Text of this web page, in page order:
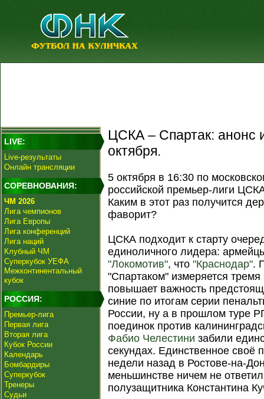
LIVE:
Live-результаты
Онлайн трансляции
СОРЕВНОВАНИЯ:
ЧМ 2026
Лига чемпионов
Лига Европы
Лига конференций
Лига наций
Клубный ЧМ
Суперкубок УЕФА
Межконтинентальный
кубок
РОССИЯ:
Премьер-лига
Первая лига
Вторая лига
Кубок России
Календарь
Бомбардиры
Суперкубок
Тренеры
Судьи
ЦСКА – Спартак: анонс
октября.
5 октября в 16:30 по
российской премьер-лиги
Каким в этот раз получится
фаворит?
ЦСКА подходит к старту
единоличного лидера:
"Локомотив", что"Краснодар".
"Спартаком" измеряется
повышает важность
синие по итогам серии
России, ну а в прошлом туре
поединок против
Фабио Челестини забили
секундах. Единственное
недели назад в Ростове-на-
меньшинстве ничем не
полузащитника Константина